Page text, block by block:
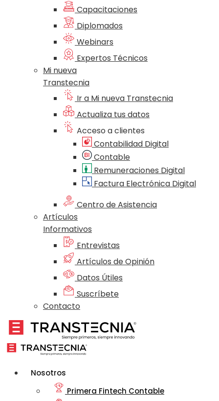
Capacitaciones
Diplomados
Webinars
Expertos Técnicos
Mi nueva
Transtecnia
Ir a Mi nueva Transtecnia
Actualiza tus datos
Acceso a clientes
Contabilidad Digital
Contable
Remuneraciones Digital
Factura Electrónica Digital
Centro de Asistencia
Artículos
Informativos
Entrevistas
Artículos de Opinión
Datos Útiles
Suscríbete
Contacto
Nosotros
Primera Fintech Contable